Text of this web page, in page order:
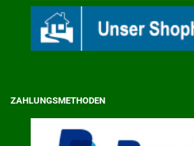
ZAHLUNGSMETHODEN